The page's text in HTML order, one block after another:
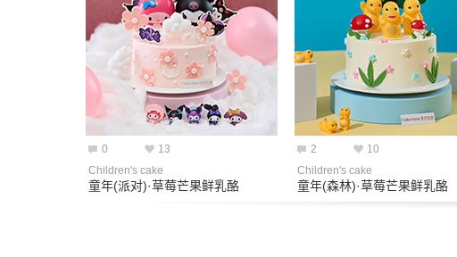
0
13
Children's cake
童年(派对)·草莓芒果鲜乳酪
2
10
Children's cake
童年(森林)·草莓芒果鲜乳酪